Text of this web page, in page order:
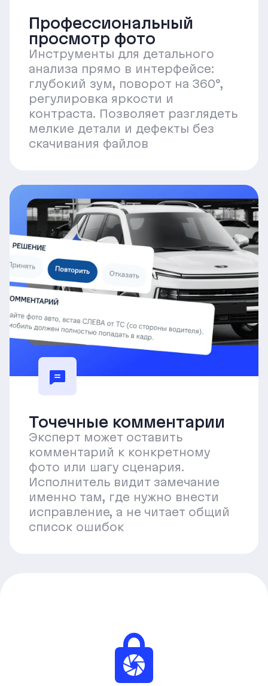
Профессиональный
просмотр фото
Инструменты для детального
анализа прямо в интерфейсе:
глубокий зум, поворот на 360°,
регулировка яркости и
контраста. Позволяет разглядеть
мелкие детали и дефекты без
скачивания файлов
Точечные комментарии
Эксперт может оставить
комментарий к конкретному
фото или шагу сценария.
Исполнитель видит замечание
именно там, где нужно внести
исправление, а не читает общий
список ошибок